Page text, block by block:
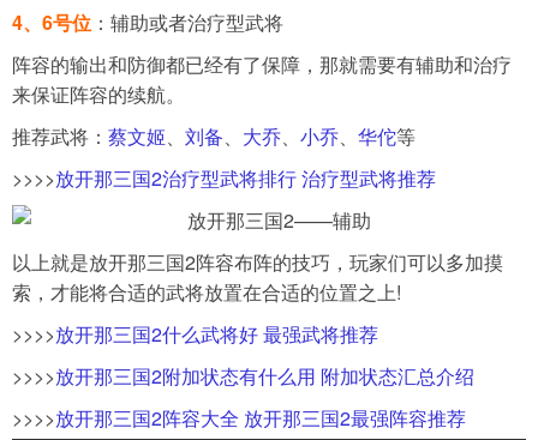
4、6号位 ：辅助或者治疗型武将
阵容的输出和防御都已经有了保障，那就需要有辅助和治疗
来保证阵容的续航。
推荐武将： 蔡文姬、 刘备、 大乔、 小乔、 华佗等
>>>>放开那三国2治疗型武将排行 治疗型武将推荐
以上就是放开那三国2阵容布阵的技巧，玩家们可以多加摸
索，才能将合适的武将放置在合适的位置之上!
>>>>放开那三国2什么武将好 最强武将推荐
>>>>放开那三国2附加状态有什么用 附加状态汇总介绍
>>>>放开那三国2阵容大全 放开那三国2最强阵容推荐